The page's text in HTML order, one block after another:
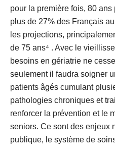
pour la première fois, 80 ans
plus de 27% des Français
les projections,
de 75 ans⁴ . Avec le
besoins en gériatrie ne
seulement il faudra soigner
patients âgés cumulant
pathologies chroniques et
renforcer la prévention et le
seniors. Ce sont des enjeux
publique, le système de